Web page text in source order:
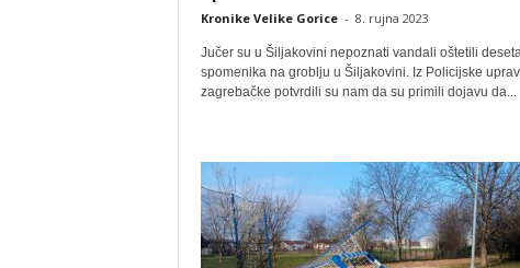
Kronike Velike Gorice - 8. rujna 2023
Jučer su u Šiljakovini nepoznati vandali oštetili
spomenika na groblju u Šiljakovini. Iz Policijske
zagrebačke potvrdili su nam da su primili dojavu da...